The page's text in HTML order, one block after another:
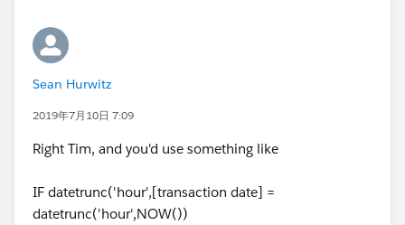
Sean Hurwitz
2019年7月10日 7:09
Right Tim, and you'd use something like
IF datetrunc('hour',[transaction date] =
datetrunc('hour',NOW())